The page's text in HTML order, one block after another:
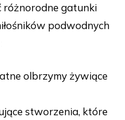
różnorodne gatunki
podwodnych
olbrzymy żywiące
stworzenia, które